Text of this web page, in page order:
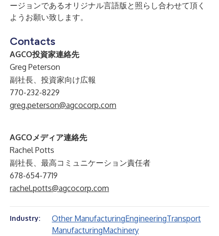
ージョンであるオリジナル言語版と照らし合わせて頂く
ようお願い致します。
Contacts
AGCO投資家連絡先
Greg Peterson
副社長、投資家向け広報
770-232-8229
greg.peterson@agcocorp.com
AGCOメディア連絡先
Rachel Potts
副社長、最高コミュニケーション責任者
678-654-7719
rachel.potts@agcocorp.com
Industry: Other ManufacturingEngineeringTransport
ManufacturingMachinery